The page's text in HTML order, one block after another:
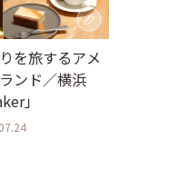
を旅するアメ
ンド／横浜
」